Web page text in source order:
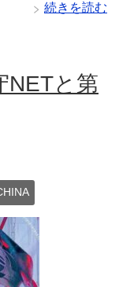
続きを読む
NETと第